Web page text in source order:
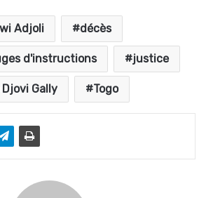
Adjoli décès
d'instructions justice
Djovi Gally Togo